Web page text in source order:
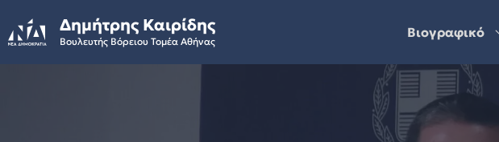
to
content
Δημήτρης Καιρίδης
Βουλευτής Βόρειου Τομέα Αθήνας
Βιογραφικό